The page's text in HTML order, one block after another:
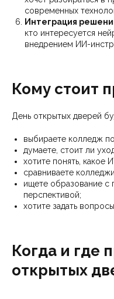
современных
Интеграция
кто интересуется
внедрением ИИ-
Кому стоит
День открытых дверей
выбираете колледж
думаете, стоит ли
хотите понять, какое
сравниваете
ищете образование с
перспективой;
хотите задать
Когда и где
открытых